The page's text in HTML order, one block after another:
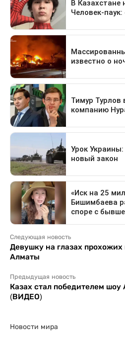
Следующая новость
Девушку на глазах прохожих
Алматы
Предыдущая новость
Казах стал победителем шоу
(ВИДЕО)
Новости мира